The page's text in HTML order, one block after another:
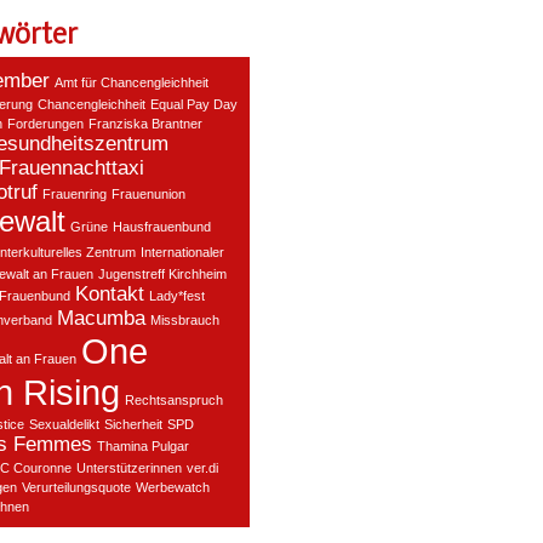
Amt für Chancengleichheit
Chancengleichheit Equal Pay Day
Forderungen Franziska Brantner
Frauennachttaxi
Frauenring Frauenunion
Grüne Hausfrauenbund
Zentrum Internationaler
an Frauen Jugenstreff Kirchheim
Kontakt Lady*fest
Macumba Missbrauch
an Frauen One
Rising Rechtsanspruch
Sexualdelikt Sicherheit SPD
Femmes Thamina Pulgar
Couronne Unterstützerinnen ver.di
Verurteilungsquote Werbewatch